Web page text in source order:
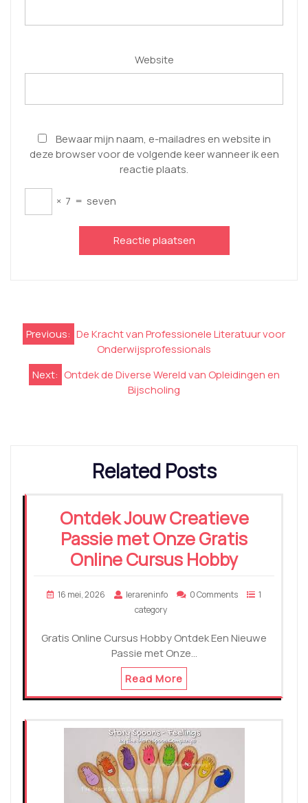
Website
Bewaar mijn naam, e-mailadres en website in
deze browser voor de volgende keer wanneer ik een
reactie plaats.
× 7 = seven
Berichtnavigatie
Previous: De Kracht van Professionele Literatuur voor
Onderwijsprofessionals
Next: Ontdek de Diverse Wereld van Opleidingen en
Bijscholing
Related Posts
Ontdek Jouw Creatieve
Passie met Onze Gratis
Online Cursus Hobby
16 mei, 2026 lerareninfo 0 Comments
1
category
Gratis Online Cursus Hobby Ontdek Een Nieuwe
Passie met Onze…
Read More